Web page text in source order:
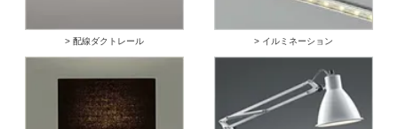
> 配線ダクトレール > イルミネーション